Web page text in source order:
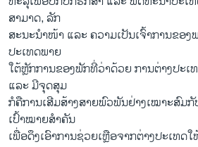
ສາມາດ, ລັກ
ສະນະນຳໜ້າ ແລະ ຄວາມເປັນເຈົ້າການຂອງ
ປະເທດພາຍ
ໃຕ້ຫຼັກການຂອງພັກທີ່ວ່າດ້ວຍ ການຕ່າງປະ
ແລະ ມີຈຸດສຸມ
ກໍຄືການເສີມສ້າງສາຍພົວພັນຢ່າງເໝາະສົມ
ເປົ້າໝາຍສຳຄັນ
ເພື່ອດຶງເອົາການຊ່ວຍເຫຼືອຈາກຕ່າງປະເທດ